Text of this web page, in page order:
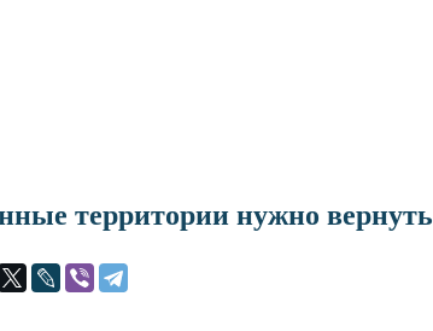
территории нужно вернуть